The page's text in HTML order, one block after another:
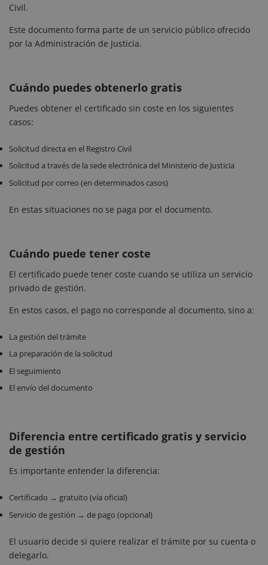
Civil.
Este documento forma parte de un servicio público ofrecido
por la Administración de Justicia.
Cuándo puedes obtenerlo gratis
Puedes obtener el certificado sin coste en los siguientes
casos:
Solicitud directa en el Registro Civil
Solicitud a través de la sede electrónica del Ministerio de Justicia
Solicitud por correo (en determinados casos)
En estas situaciones no se paga por el documento.
Cuándo puede tener coste
El certificado puede tener coste cuando se utiliza un servicio
privado de gestión.
En estos casos, el pago no corresponde al documento, sino a:
La gestión del trámite
La preparación de la solicitud
El seguimiento
El envío del documento
Diferencia entre certificado gratis y servicio
de gestión
Es importante entender la diferencia:
Certificado → gratuito (vía oficial)
Servicio de gestión → de pago (opcional)
El usuario decide si quiere realizar el trámite por su cuenta o
delegarlo.